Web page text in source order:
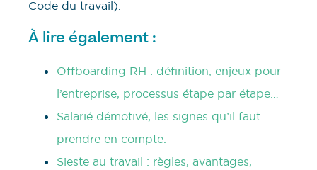
Code du travail).
À lire également :
Offboarding RH : définition, enjeux pour
l’entreprise, processus étape par étape…
Salarié démotivé, les signes qu’il faut
prendre en compte.
Sieste au travail : règles, avantages,